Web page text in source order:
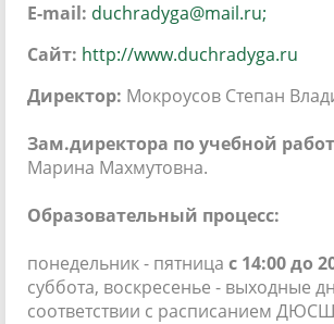
E-mail: duchradyga@mail.ru;
Сайт: http://www.duchradyga.ru
Директор: Мокроусов Степан
Зам.директора по учебной
Марина Махмутовна.
Образовательный процесс:
понедельник - пятница с 14:00 до
суббота, воскресенье - выходные
соответствии с расписанием